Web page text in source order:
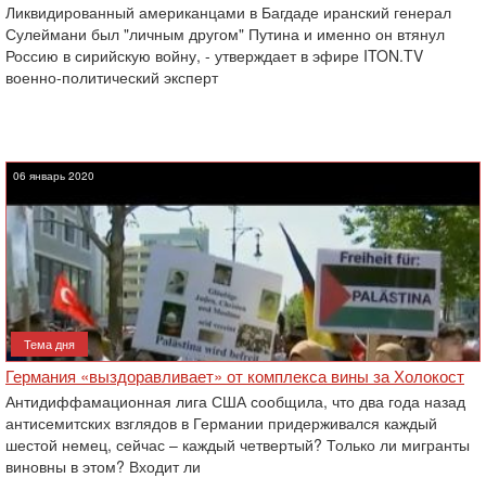
Ликвидированный американцами в Багдаде иранский генерал
Сулеймани был "личным другом" Путина и именно он втянул
Россию в сирийскую войну, - утверждает в эфире ITON.TV
военно-политический эксперт
06 январь 2020
Тема дня
Германия «выздоравливает» от комплекса вины за Холокост
Антидиффамационная лига США сообщила, что два года назад
антисемитских взглядов в Германии придерживался каждый
шестой немец, сейчас – каждый четвертый? Только ли мигранты
виновны в этом? Входит ли